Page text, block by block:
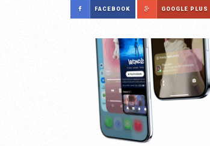
FACEBOOK GOOGLE PLUS